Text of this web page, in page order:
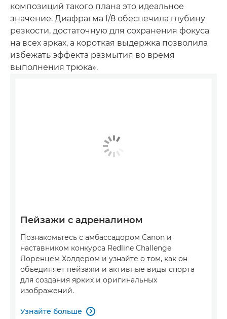
композиций такого плана это идеальное
значение. Диафрагма f/8 обеспечила глубину
резкости, достаточную для сохранения фокуса
на всех арках, а короткая выдержка позволила
избежать эффекта размытия во время
выполнения трюка».
Пейзажи с адреналином
Познакомьтесь с амбассадором Canon и
наставником конкурса Redline Challenge
Лоренцем Холдером и узнайте о том, как он
объединяет пейзажи и активные виды спорта
для создания ярких и оригинальных
изображений.
Узнайте больше 